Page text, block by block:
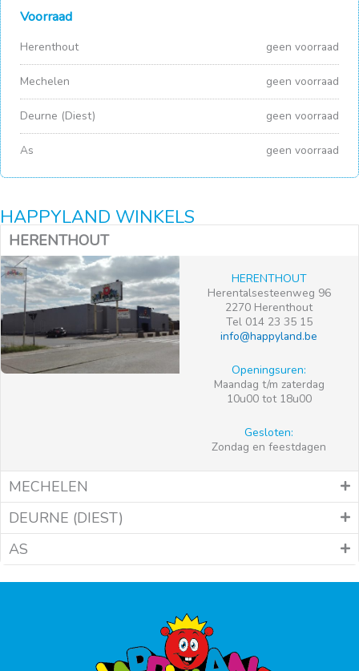
Voorraad
Herenthout geen voorraad
Mechelen geen voorraad
Deurne (Diest) geen voorraad
As geen voorraad
HAPPYLAND WINKELS
HERENTHOUT
HERENTHOUT
Herentalsesteenweg 96
2270 Herenthout
Tel 014 23 35 15
info@happyland.be
Openingsuren:
Maandag t/m zaterdag
10u00 tot 18u00
Gesloten:
Zondag en feestdagen
MECHELEN
DEURNE (DIEST)
AS